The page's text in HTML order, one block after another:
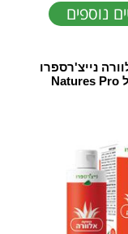
נוספים
נייצ'רספרו